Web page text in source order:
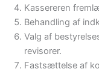
Kassereren
Behandling af
Valg af
revisorer.
Fastsættelse af